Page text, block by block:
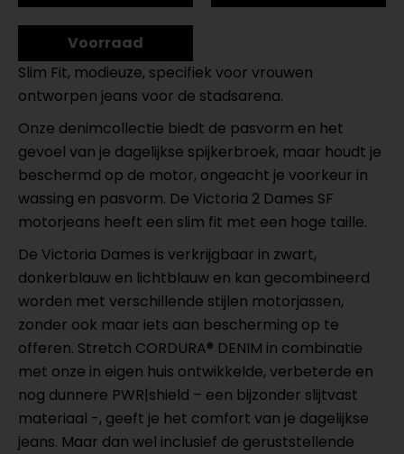
Voorraad
Slim Fit, modieuze, specifiek voor vrouwen
ontworpen jeans voor de stadsarena.
Onze denimcollectie biedt de pasvorm en het
gevoel van je dagelijkse spijkerbroek, maar houdt je
beschermd op de motor, ongeacht je voorkeur in
wassing en pasvorm. De Victoria 2 Dames SF
motorjeans heeft een slim fit met een hoge taille.
De Victoria Dames is verkrijgbaar in zwart,
donkerblauw en lichtblauw en kan gecombineerd
worden met verschillende stijlen motorjassen,
zonder ook maar iets aan bescherming op te
offeren. Stretch CORDURA® DENIM in combinatie
met onze in eigen huis ontwikkelde, verbeterde en
nog dunnere PWR|shield – een bijzonder slijtvast
materiaal -, geeft je het comfort van je dagelijkse
jeans. Maar dan wel inclusief de geruststellende